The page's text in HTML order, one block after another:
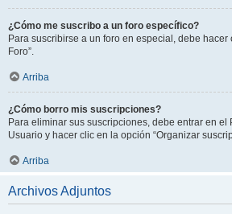
¿Cómo me suscribo a un foro específico?
Para suscribirse a un foro en especial, debe hacer
Foro”.
Arriba
¿Cómo borro mis suscripciones?
Para eliminar sus suscripciones, debe entrar en el
Usuario y hacer clic en la opción “Organizar
Arriba
Archivos Adjuntos